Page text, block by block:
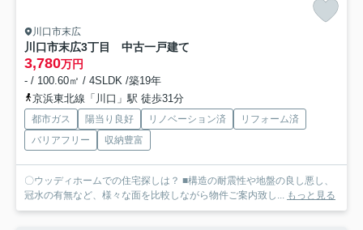
川口市末広
川口市末広3丁目 中古一戸建て
3,780万円
- / 100.60㎡ / 4SLDK /築19年
京浜東北線「川口」駅 徒歩31分
都市ガス 陽当り良好 リノベーション済
リフォーム済
バリアフリー
収納豊富
〇ウッディホームでの住宅探しは？ ■構造の耐震性や地盤の良し悪し、
冠水の有無など、様々な面を比較しながら物件ご案内致し... もっと見る